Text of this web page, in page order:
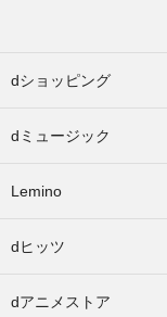
dショッピング
dミュージック
Lemino
dヒッツ
dアニメストア